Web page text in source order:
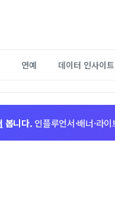
연예 데이터 인사이트
봅니다. 인플루언서·배너·라